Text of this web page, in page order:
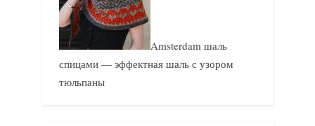
Amsterdam шаль
спицами — эффектная шаль с узором
тюльпаны